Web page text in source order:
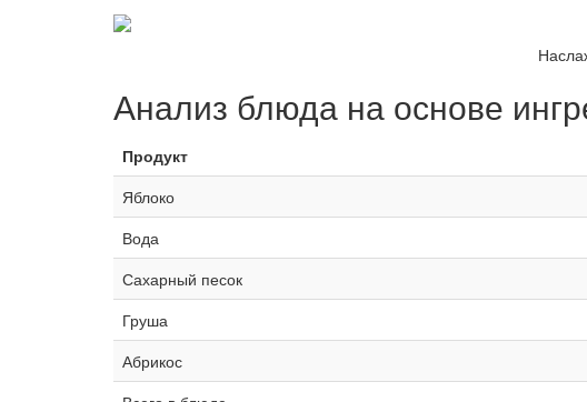
Анализ блюда на основе
Продукт
Яблоко
Вода
Сахарный песок
Груша
Абрикос